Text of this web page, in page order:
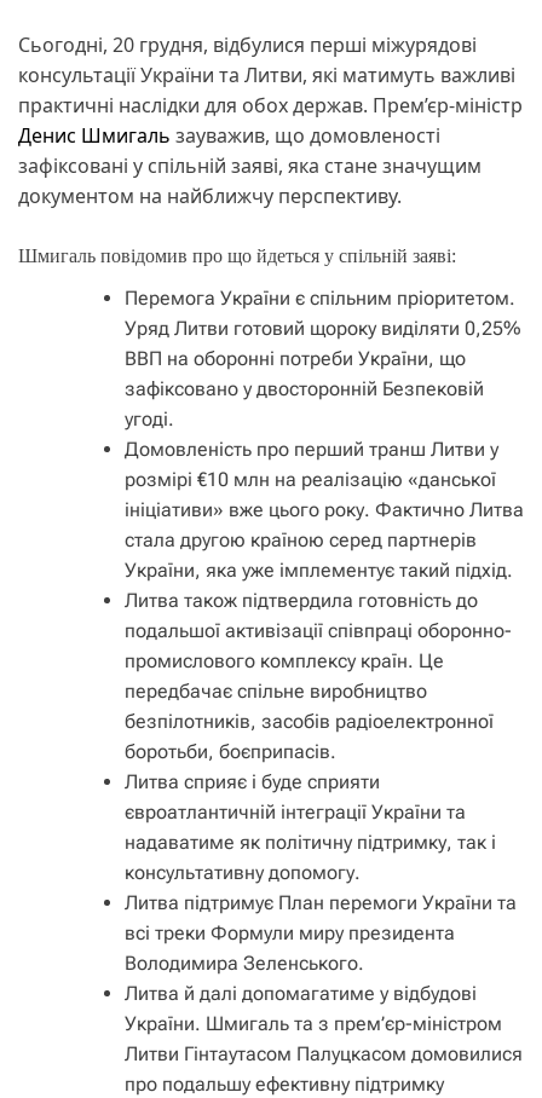
Сьогодні, 20 грудня, відбулися перші міжурядові
консультації України та Литви, які матимуть важливі
практичні наслідки для обох держав. Прем’єр-міністр
Денис Шмигаль зауважив, що домовленості
зафіксовані у спільній заяві, яка стане значущим
документом на найближчу перспективу.
Шмигаль повідомив про що йдеться у спільній заяві:
Перемога України є спільним пріоритетом.
Уряд Литви готовий щороку виділяти 0,25%
ВВП на оборонні потреби України, що
зафіксовано у двосторонній Безпековій
угоді.
Домовленість про перший транш Литви у
розмірі €10 млн на реалізацію «данської
ініціативи» вже цього року. Фактично Литва
стала другою країною серед партнерів
України, яка уже імплементує такий підхід.
Литва також підтвердила готовність до
подальшої активізації співпраці оборонно-
промислового комплексу країн. Це
передбачає спільне виробництво
безпілотників, засобів радіоелектронної
боротьби, боєприпасів.
Литва сприяє і буде сприяти
євроатлантичній інтеграції України та
надаватиме як політичну підтримку, так і
консультативну допомогу.
Литва підтримує План перемоги України та
всі треки Формули миру президента
Володимира Зеленського.
Литва й далі допомагатиме у відбудові
України. Шмигаль та з прем’єр-міністром
Литви Гінтаутасом Палуцкасом домовилися
про подальшу ефективну підтримку